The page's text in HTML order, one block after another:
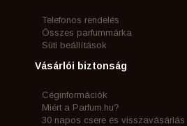
Telefonos rendelés
Összes parfummárka
Süti beállítások
Vásárlói biztonság
Céginformációk
Miért a Parfum.hu?
30 napos csere és visszavásárlás